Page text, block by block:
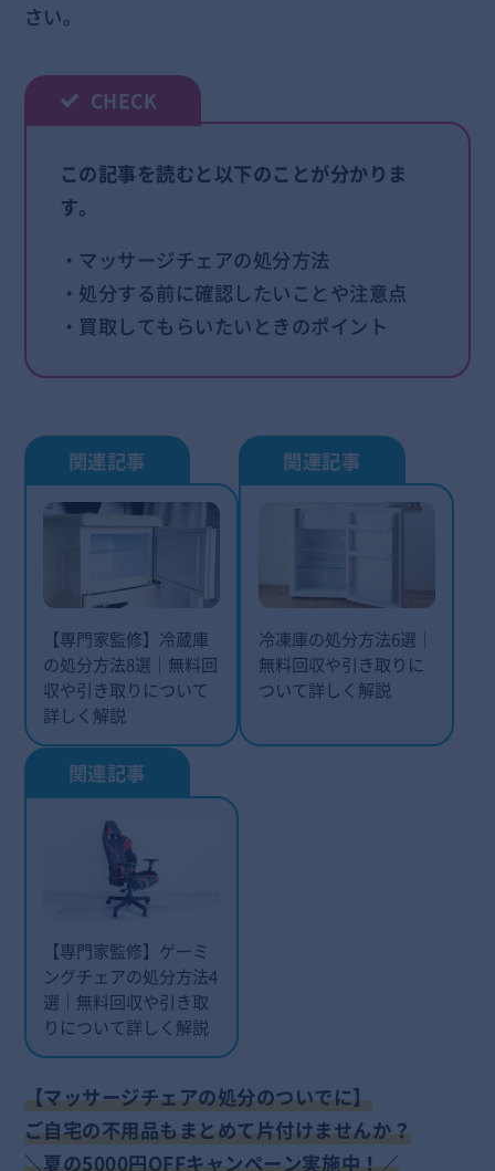
さい。
この記事を読むと以下のことが分かりま
す。
・マッサージチェアの処分方法
・処分する前に確認したいことや注意点
・買取してもらいたいときのポイント
【専門家監修】冷蔵庫
の処分方法8選｜無料回
収や引き取りについて
詳しく解説
冷凍庫の処分方法6選｜
無料回収や引き取りに
ついて詳しく解説
【専門家監修】ゲーミ
ングチェアの処分方法4
選｜無料回収や引き取
りについて詳しく解説
【マッサージチェアの処分のついでに】
ご自宅の不用品もまとめて片付けませんか？
＼夏の5000円OFFキャンペーン実施中！／